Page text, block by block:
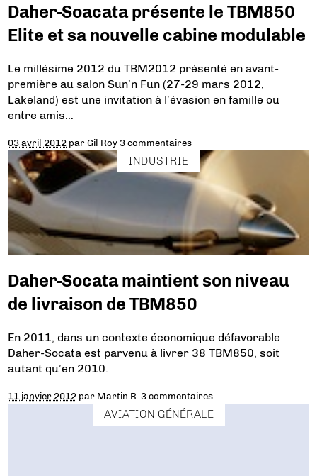
Daher-Soacata présente le TBM850
Elite et sa nouvelle cabine modulable
Le millésime 2012 du TBM2012 présenté en avant-
première au salon Sun’n Fun (27-29 mars 2012,
Lakeland) est une invitation à l’évasion en famille ou
entre amis…
03 avril 2012 parGil Roy 3 commentaires
INDUSTRIE
Daher-Socata maintient son niveau
de livraison de TBM850
En 2011, dans un contexte économique défavorable
Daher-Socata est parvenu à livrer 38 TBM850, soit
autant qu’en 2010.
11 janvier 2012 par Martin R. 3 commentaires
AVIATION GÉNÉRALE